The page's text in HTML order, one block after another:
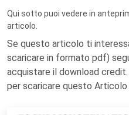
Qui sotto puoi vedere in
articolo.
Se questo articolo ti
scaricare in formato pdf)
acquistare il download credit.
per scaricare questo